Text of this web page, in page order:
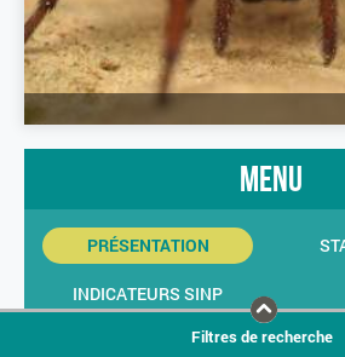
menu
PRÉSENTATION
INDICATEURS SINP
Filtres de recherche